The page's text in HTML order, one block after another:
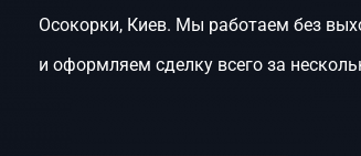
Осокорки, Киев. Мы работаем без
и оформляем сделку всего за